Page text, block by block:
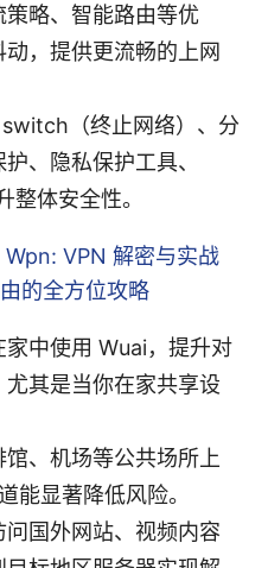
略、智能路由等优
，提供更流畅的上网
（终止网络）、分
、隐私保护工具、
整体安全性。
Wpn: VPN 解密与实战
的全方位攻略
中使用 Wuai，提升对
其是当你在家共享设
、机场等公共场所上
能显著降低风险。
国外网站、视频内容